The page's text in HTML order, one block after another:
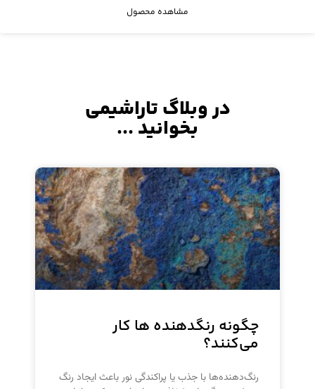
مشاهده محصول
در وبلاگ تاراشیمی
بخوانید ...
چگونه رنگدهنده ها کار
می‌کنند؟
رنگ‌دهنده‌ها با جذب یا پراکندگی نور باعث ایجاد رنگ